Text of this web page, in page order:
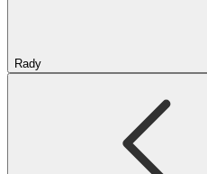
Rady